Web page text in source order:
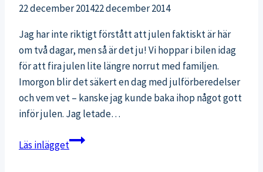
22 december 201422 december 2014
Jag har inte riktigt förstått att julen faktiskt är här
om två dagar, men så är det ju! Vi hoppar i bilen idag
för att fira julen lite längre norrut med familjen.
Imorgon blir det säkert en dag med julförberedelser
och vem vet – kanske jag kunde baka ihop något gott
inför julen. Jag letade…
Läs inläggetHälsosamt